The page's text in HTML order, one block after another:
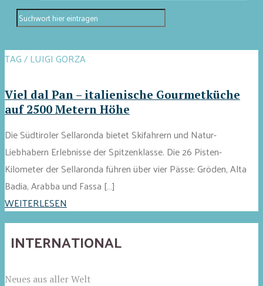
TAG / LUIGI GORZA
Viel dal Pan – italienische Gourmetküche
auf 2500 Metern Höhe
Die Südtiroler Sellaronda bietet Skifahrern und Natur-
Liebhabern Erlebnisse der Spitzenklasse. Die 26 Pisten-
Kilometer der Sellaronda führen über vier Pässe: Gröden, Alta
Badia, Arabba und Fassa […]
WEITERLESEN
INTERNATIONAL
Neues aus aller Welt